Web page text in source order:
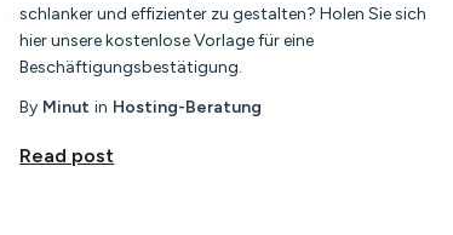
schlanker und effizienter zu gestalten? Holen Sie sich
hier unsere kostenlose Vorlage für eine
Beschäftigungsbestätigung.
By Minut in Hosting-Beratung
Read post